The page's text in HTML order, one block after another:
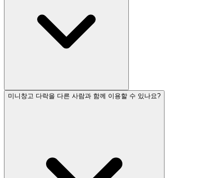
미니창고 다락을 다른 사람과 함께 이용할 수 있나요?